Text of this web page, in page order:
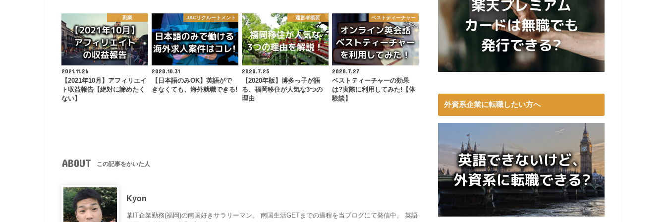
副業
2021.11.26
【2021年10月】アフィリエイ
ト収益報告【絶対に諦めたく
ない】
JACリクルートメント
2020.10.31
【日本語のみOK】英語がで
きなくても、海外就職できる!
運営者概要
2020.7.25
【2020年版】博多っ子が語
る、福岡移住が人気な3つの
理由
ベストティーチャー
2020.7.27
ベストティーチャーの効果
は?実際に利用してみた!【体
験談】
ABOUT この記事をかいた人
Kyon
某IT企業勤務(福岡)の南国好きサラリーマン。 南国生活GETまでの過程を当ブログにて発信中。 英語
外資系企業に転職したい方へ